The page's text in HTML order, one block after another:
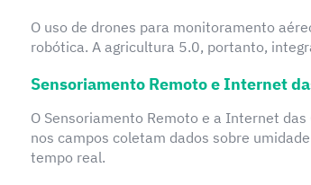
O uso de drones para monitoramento
robótica. A agricultura 5.0, portanto,
Sensoriamento Remoto e Internet
O Sensoriamento Remoto e a Internet
nos campos coletam dados sobre
tempo real.